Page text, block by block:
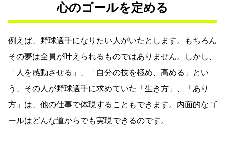
心のゴールを定める
例えば、野球選手になりたい人がいたとします。もちろん
その夢は全員が叶えられるものではありません。しかし、
「人を感動させる」、「自分の技を極め、高める」とい
う、その人が野球選手に求めていた「生き方」、「あり
方」は、他の仕事で体現することもできます。内面的なゴ
ールはどんな道からでも実現できるのです。